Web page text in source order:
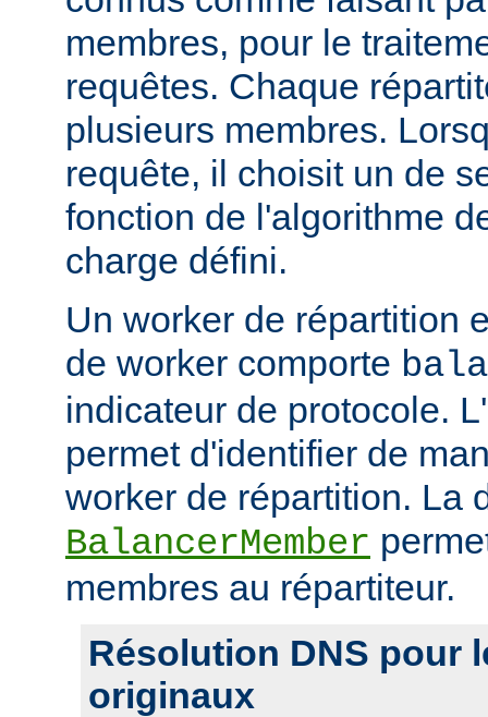
membres, pour le
requêtes. Chaque
plusieurs membres.
requête, il choisit un de
fonction de l'algorithme
charge défini.
Un worker de répartition
de worker comporte
indicateur de protocole.
permet d'identifier de
worker de répartition. La
BalancerMember
membres au répartiteur.
Résolution DNS pour
originaux